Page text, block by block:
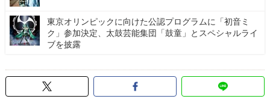
東京オリンピックに向けた公認プログラムに「初音ミ
ク」参加決定、太鼓芸能集団「鼓童」とスペシャルライ
ブを披露